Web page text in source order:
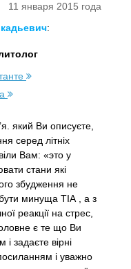
11 января 2015 года
:
який Ви описуєте,
серед літніх
Вам: «это у
стани які
збудження не
минуща ТІА , а з
реакції на стрес,
є те що Ви
задаєте вірні
і уважно